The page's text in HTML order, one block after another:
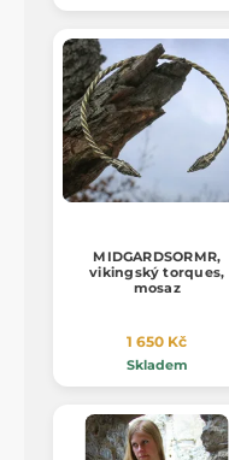
MIDGARDSORMR,
vikingský torques,
mosaz
1 650 Kč
Skladem